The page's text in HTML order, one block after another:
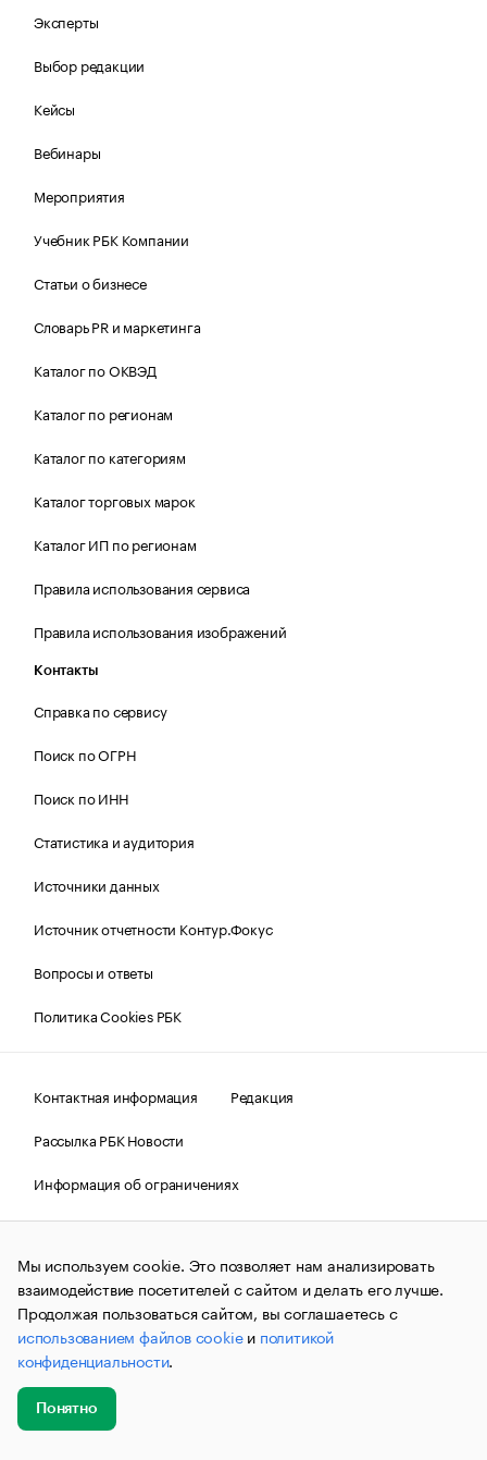
Эксперты
Выбор редакции
Кейсы
Вебинары
Мероприятия
Учебник РБК Компании
Статьи о бизнесе
Словарь PR и маркетинга
Каталог по ОКВЭД
Каталог по регионам
Каталог по категориям
Каталог торговых марок
Каталог ИП по регионам
Правила использования сервиса
Правила использования изображений
Контакты
Справка по сервису
Поиск по ОГРН
Поиск по ИНН
Статистика и аудитория
Источники данных
Источник отчетности Контур.Фокус
Вопросы и ответы
Политика Cookies РБК
Контактная информация
Редакция
Рассылка РБК Новости
Информация об ограничениях
Правовая информация
О соблюдении авторских прав
© АО «РОСБИЗНЕСКОНСАЛТИНГ»,1995–2026.Сообщения
и материалы информационного агентства «РБК»
(зарегистрировано Федеральной службой по надзору в сфере
связи, информационных технологий и массовых
коммуникаций (Роскомнадзор) 09.12.2015 за номером ИА
№ФС77-63848) сопровождаются пометкой «РБК». Отдельные
публикации могут содержать информацию,
не предназначенную для пользователей
до 18 лет.
Мы используем cookie. Это позволяет нам анализировать
взаимодействие посетителей с сайтом и делать его лучше.
Продолжая пользоваться сайтом, вы соглашаетесь с
использованием файлов cookieи политикой
конфиденциальности.
Понятно